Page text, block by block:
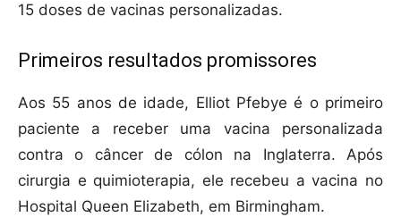
15 doses de vacinas personalizadas.
Primeiros resultados promissores
Aos 55 anos de idade, Elliot Pfebye é o primeiro
paciente a receber uma vacina personalizada
contra o câncer de cólon na Inglaterra. Após
cirurgia e quimioterapia, ele recebeu a vacina no
Hospital Queen Elizabeth, em Birmingham.